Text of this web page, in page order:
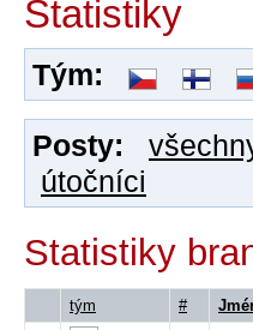
Statistiky
Tým:
Posty:
útočníci
Statistiky
tým #